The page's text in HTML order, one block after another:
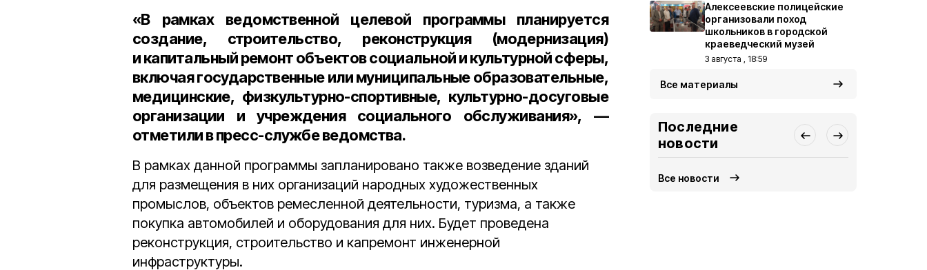
«В рамках ведомственной целевой программы планируется
создание, строительство, реконструкция (модернизация)
и капитальный ремонт объектов социальной и культурной сферы,
включая государственные или муниципальные образовательные,
медицинские, физкультурно-спортивные, культурно-досуговые
организации и учреждения социального обслуживания», —
отметили в пресс-службе ведомства.
В рамках данной программы запланировано также возведение зданий
для размещения в них организаций народных художественных
промыслов, объектов ремесленной деятельности, туризма, а также
покупка автомобилей и оборудования для них. Будет проведена
реконструкция, строительство и капремонт инженерной
инфраструктуры.
Алексеевские полицейские
организовали поход
школьников в городской
краеведческий музей
3 августа , 18:59
Все материалы
Последние
новости
Все новости